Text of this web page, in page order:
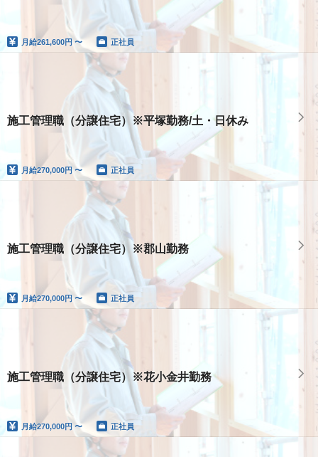
月給261,600円 〜 正社員
施工管理職（分譲住宅）※平塚勤務/土・日休み
月給270,000円 〜 正社員
施工管理職（分譲住宅）※郡山勤務
月給270,000円 〜 正社員
施工管理職（分譲住宅）※花小金井勤務
月給270,000円 〜 正社員